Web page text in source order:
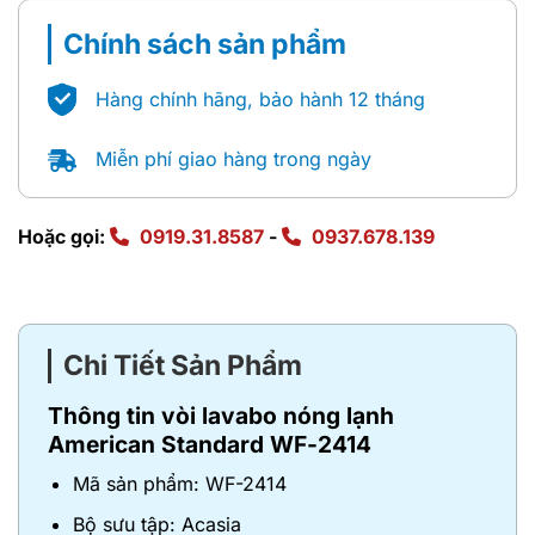
Chính sách sản phẩm
Hàng chính hãng, bảo hành 12 tháng
Miễn phí giao hàng trong ngày
Hoặc gọi: 0919.31.8587 - 0937.678.139
Chi Tiết Sản Phẩm
Thông tin vòi lavabo nóng lạnh
American Standard WF-2414
Mã sản phẩm: WF-2414
Bộ sưu tập: Acasia